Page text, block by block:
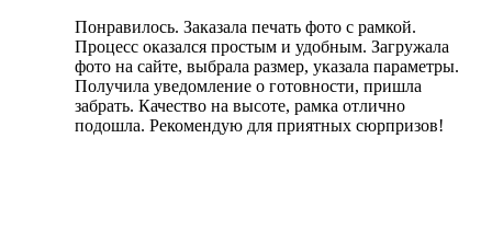
Понравилось. Заказала печать фото с рамкой.
Процесс оказался простым и удобным. Загружала
фото на сайте, выбрала размер, указала параметры.
Получила уведомление о готовности, пришла
забрать. Качество на высоте, рамка отлично
подошла. Рекомендую для приятных сюрпризов!